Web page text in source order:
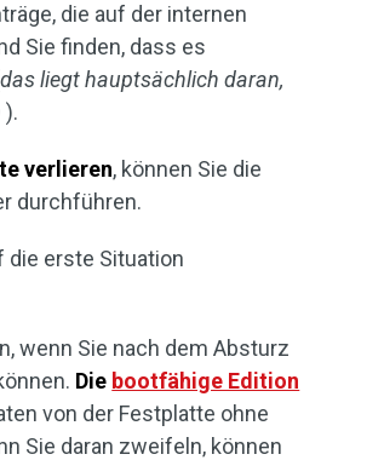
die auf der internen
Sie finden, dass es
das liegt hauptsächlich daran,
).
verlieren, können Sie die
durchführen.
die erste Situation
wenn Sie nach dem Absturz
Die bootfähige Edition
von der Festplatte ohne
Sie daran zweifeln, können